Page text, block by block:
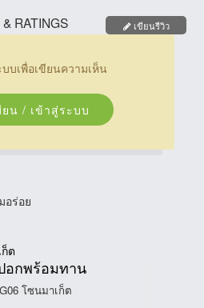
RATINGS เขียนรีวิว
บเพื่อเขียนความเห็น
ยน / เข้าสู่ระบบ
อร่อย
อกพร้อมทาน
โซนมาเก็ต